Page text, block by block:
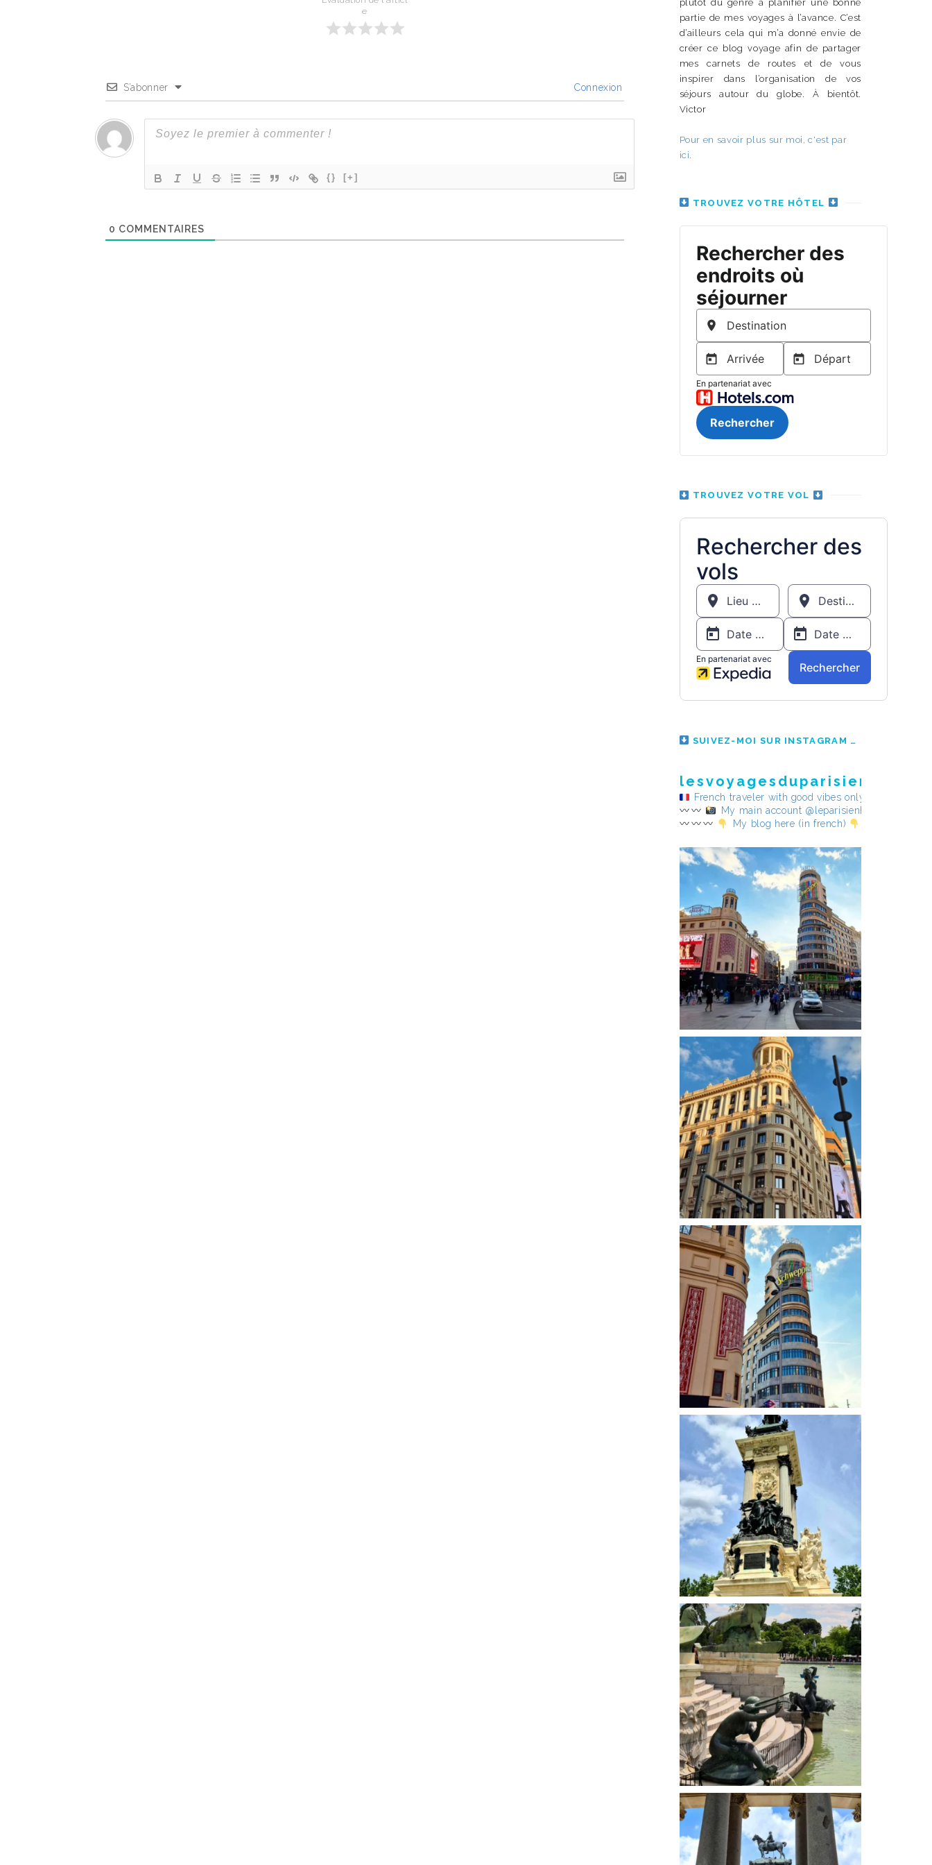
e
S’abonner Connexion
{} [+]
0 COMMENTAIRES
plutôt du genre à planifier une bonne
partie de mes voyages à l’avance. C’est
d’ailleurs cela qui m’a donné envie de
créer ce blog voyage afin de partager
mes carnets de routes et de vous
inspirer dans l’organisation de vos
séjours autour du globe. À bientôt.
Victor
Pour en savoir plus sur moi, c'est par
ici.
TROUVEZ VOTRE HÔTEL
TROUVEZ VOTRE VOL
SUIVEZ-MOI SUR INSTAGRAM
French traveler with good vibes only
My main account @leparisienheureux
My blog here (in french)